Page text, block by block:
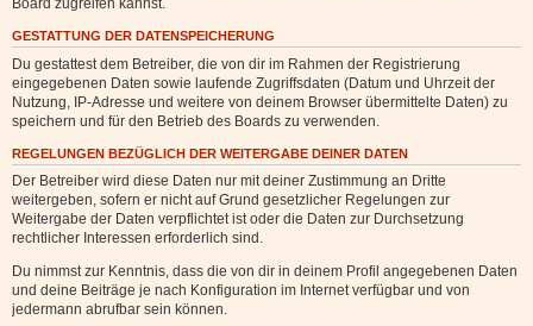
Board zugreifen kannst.
GESTATTUNG DER DATENSPEICHERUNG
Du gestattest dem Betreiber, die von dir im Rahmen der Registrierung
eingegebenen Daten sowie laufende Zugriffsdaten (Datum und Uhrzeit der
Nutzung, IP-Adresse und weitere von deinem Browser übermittelte Daten) zu
speichern und für den Betrieb des Boards zu verwenden.
REGELUNGEN BEZÜGLICH DER WEITERGABE DEINER DATEN
Der Betreiber wird diese Daten nur mit deiner Zustimmung an Dritte
weitergeben, sofern er nicht auf Grund gesetzlicher Regelungen zur
Weitergabe der Daten verpflichtet ist oder die Daten zur Durchsetzung
rechtlicher Interessen erforderlich sind.
Du nimmst zur Kenntnis, dass die von dir in deinem Profil angegebenen Daten
und deine Beiträge je nach Konfiguration im Internet verfügbar und von
jedermann abrufbar sein können.